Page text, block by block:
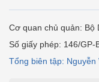
Cơ quan chủ quản: Bộ
Số giấy phép: 146/
Tổng biên tập: Nguyễn